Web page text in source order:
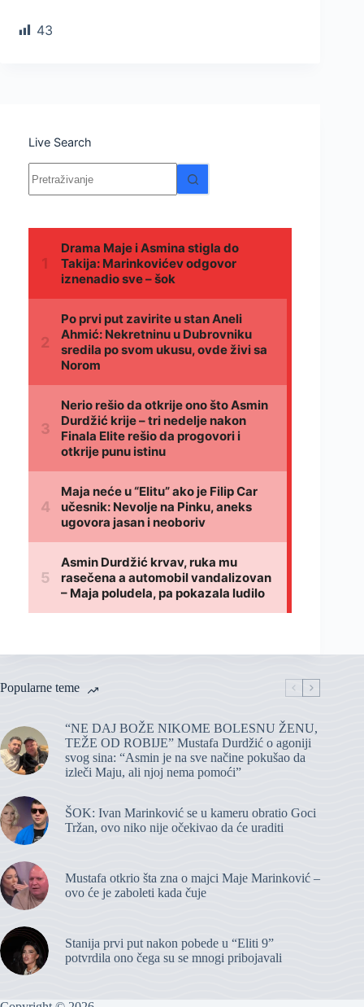
43
Live Search
Nema
rezultata.
Popularne teme
“NE DAJ BOŽE NIKOME BOLESNU ŽENU,
TEŽE OD ROBIJE” Mustafa Durdžić o agoniji
svog sina: “Asmin je na sve načine pokušao da
izleči Maju, ali njoj nema pomoći”
ŠOK: Ivan Marinković se u kameru obratio Goci
Tržan, ovo niko nije očekivao da će uraditi
Mustafa otkrio šta zna o majci Maje Marinković –
ovo će je zaboleti kada čuje
Stanija prvi put nakon pobede u “Eliti 9”
potvrdila ono čega su se mnogi pribojavali